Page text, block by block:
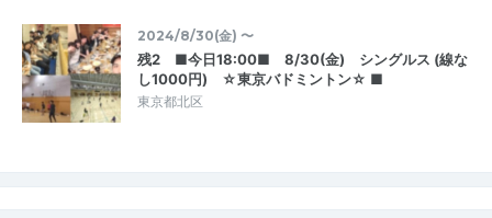
2024/8/30(金) 〜
残2 ■今日18:00■ 8/30(金) シングルス (線な
し1000円) ☆東京バドミントン☆ ■
東京都北区